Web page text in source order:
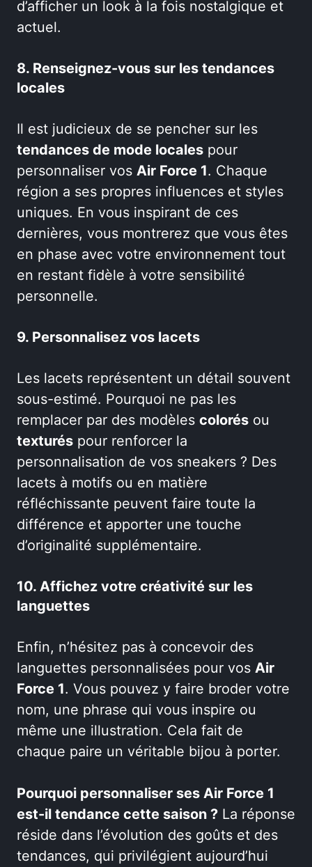
d’afficher un look à la fois nostalgique et
actuel.
8. Renseignez-vous sur les tendances
locales
Il est judicieux de se pencher sur les
tendances de mode locales pour
personnaliser vos Air Force 1. Chaque
région a ses propres influences et styles
uniques. En vous inspirant de ces
dernières, vous montrerez que vous êtes
en phase avec votre environnement tout
en restant fidèle à votre sensibilité
personnelle.
9. Personnalisez vos lacets
Les lacets représentent un détail souvent
sous-estimé. Pourquoi ne pas les
remplacer par des modèles colorés ou
texturés pour renforcer la
personnalisation de vos sneakers ? Des
lacets à motifs ou en matière
réfléchissante peuvent faire toute la
différence et apporter une touche
d’originalité supplémentaire.
10. Affichez votre créativité sur les
languettes
Enfin, n’hésitez pas à concevoir des
languettes personnalisées pour vos Air
Force 1. Vous pouvez y faire broder votre
nom, une phrase qui vous inspire ou
même une illustration. Cela fait de
chaque paire un véritable bijou à porter.
Pourquoi personnaliser ses Air Force 1
est-il tendance cette saison ? La réponse
réside dans l’évolution des goûts et des
tendances, qui privilégient aujourd’hui